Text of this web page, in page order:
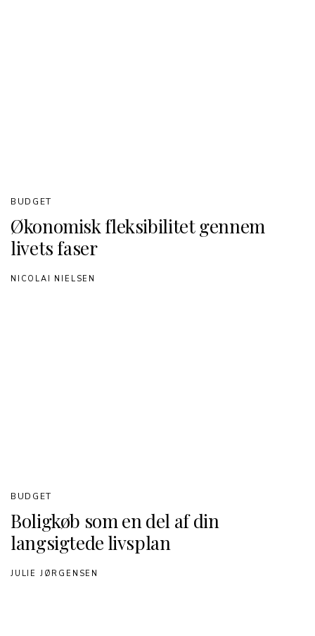
Økonomisk fleksibilitet gennem
livets faser
BUDGET
NICOLAI NIELSEN
Boligkøb som en del af din
langsigtede livsplan
BUDGET
JULIE JØRGENSEN